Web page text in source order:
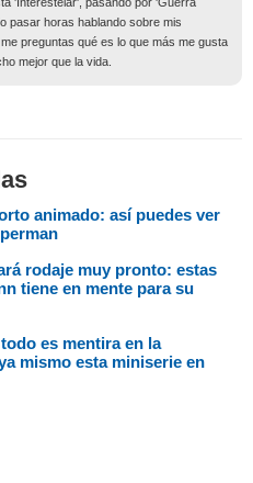
pasar horas hablando sobre mis
preguntas qué es lo que más me gusta
mejor que la vida.
animado: así puedes ver
rodaje muy pronto: estas
tiene en mente para su
es mentira en la
mismo esta miniserie en